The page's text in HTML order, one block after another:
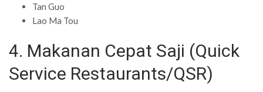
Tan Guo
Lao Ma Tou
4. Makanan Cepat Saji (Quick
Service Restaurants/QSR)